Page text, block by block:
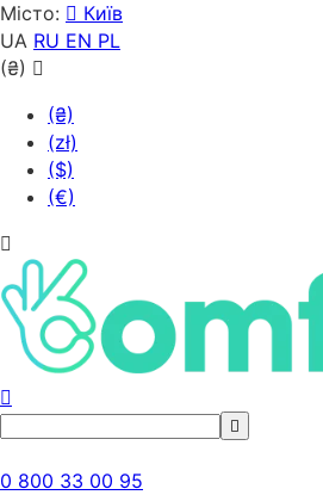
Місто:
Київ
UA RU EN PL
(₴)
(₴)
(zł)
($)
(€)
0 800 33 00 95